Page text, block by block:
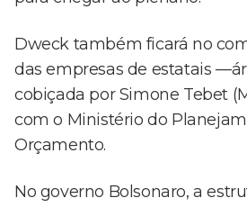
Dweck também ficará no
das empresas de estatais
cobiçada por Simone Tebet
com o Ministério do
Orçamento.
No governo Bolsonaro, a